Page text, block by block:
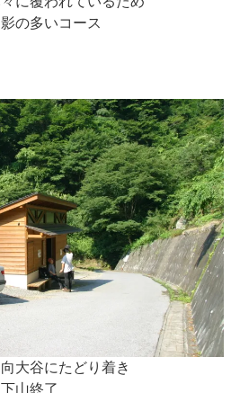
の多いコース
大谷にたどり着き
下山終了